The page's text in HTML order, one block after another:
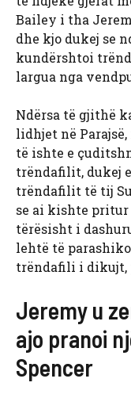
Bailey i tha
dhe kjo dukej se
kundërshtoi
largua nga
Ndërsa të gjithë
lidhjet në
të ishte e
trëndafilit, dukej
trëndafilit të tij
se ai kishte
tërësisht i
lehtë të
trëndafili i dikujt,
Jeremy u
ajo pranoi
Spencer